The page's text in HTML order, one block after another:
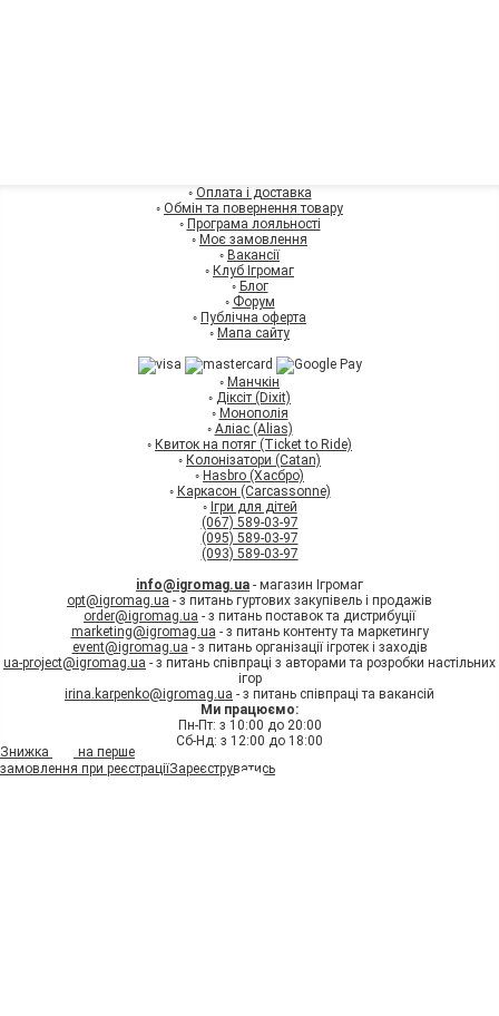
◦ Оплата і доставка
◦ Обмін та повернення товару
◦ Програма лояльності
◦ Моє замовлення
◦ Вакансії
◦ Клуб Ігромаг
◦ Блог
◦ Форум
◦ Публічна оферта
◦ Мапа сайту
◦ Манчкін
◦ Діксіт (Dixit)
◦ Монополія
◦ Аліас (Alias)
◦ Квиток на потяг (Ticket to Ride)
◦ Колонізатори (Catan)
◦ Hasbro (Хасбро)
◦ Каркасон (Carcassonne)
◦ Ігри для дітей
(067) 589-03-97
(095) 589-03-97
(093) 589-03-97
info@igromag.ua - магазин Ігромаг
opt@igromag.ua - з питань гуртових закупівель і продажів
order@igromag.ua - з питань поставок та дистрибуції
marketing@igromag.ua - з питань контенту та маркетингу
event@igromag.ua - з питань організації ігротек і заходів
ua-project@igromag.ua - з питань співпраці з авторами та розробки настільних
ігор
irina.karpenko@igromag.ua - з питань співпраці та вакансій
Ми працюємо:
Пн-Пт: з 10:00 до 20:00
Сб-Нд: з 12:00 до 18:00
Знижка
на перше
замовлення при реєстраціїЗареєструватись